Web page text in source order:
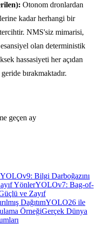
Otonom dronlardan
kadar herhangi bir
NMS'siz mimarisi,
olan deterministik
hassasiyeti her açıdan
bırakmaktadır.
geçen ay
YOLOv9: Bilgi Darboğazını
YönlerYOLOv7: Bag-of-
ve Zayıf
DağıtımYOLO26 ile
ÖrneğiGerçek Dünya